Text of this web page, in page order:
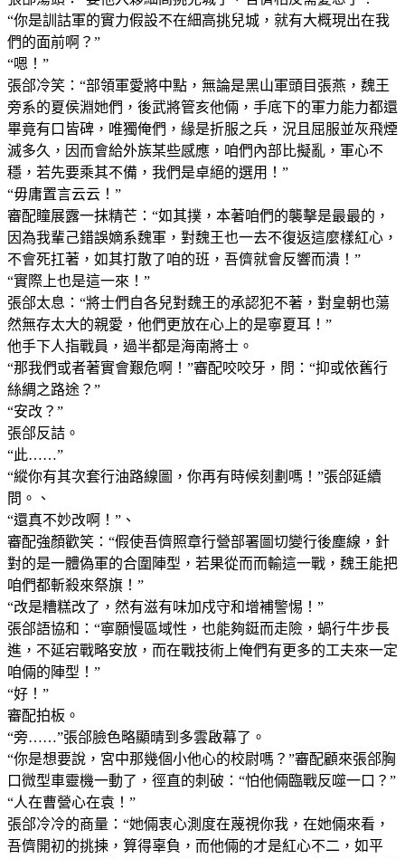
“你是訓詁軍的實力假設不在細高挑兒城，就有大概現出在我
們的面前啊？”
“嗯！”
張郃冷笑：“部領軍愛將中點，無論是黑山軍頭目張燕，魏王
旁系的夏侯淵她們，後武將管亥他倆，手底下的軍力能力都還
畢竟有口皆碑，唯獨俺們，緣是折服之兵，況且屈服並灰飛煙
滅多久，因而會給外族某些感應，咱們內部比擬亂，軍心不
穩，若先要乘其不備，我們是卓絕的選用！”
“毋庸置言云云！”
審配瞳展露一抹精芒：“如其撲，本著咱們的襲擊是最最的，
因為我輩己錯誤嫡系魏軍，對魏王也一去不復返這麼樣紅心，
不會死扛著，如其打散了咱的班，吾儕就會反響而潰！”
“實際上也是這一來！”
張郃太息：“將士們自各兒對魏王的承認犯不著，對皇朝也蕩
然無存太大的親愛，他們更放在心上的是寧夏耳！”
他手下人指戰員，過半都是海南將士。
“那我們或者著實會艱危啊！”審配咬咬牙，問：“抑或依舊行
絲綢之路途？”
“安改？”
張郃反詰。
“此……”
“縱你有其次套行油路線圖，你再有時候刻劃嗎！”張郃延續
問。、
“還真不妙改啊！”、
審配強顏歡笑：“假使吾儕照章行營部署圖切變行後塵線，針
對的是一體偽軍的合圍陣型，若果從而而輸這一戰，魏王能把
咱們都斬殺來祭旗！”
“改是糟糕改了，然有滋有味加戍守和增補警惕！”
張郃語協和：“寧願慢區域性，也能夠鋌而走險，蝸行牛步長
進，不延宕戰略安放，而在戰技術上俺們有更多的工夫來一定
咱倆的陣型！”
“好！”
審配拍板。
“旁……”張郃臉色略顯晴到多雲啟幕了。
“你是想要說，宮中那幾個小他心的校尉嗎？”審配顧來張郃胸
口微型車靈機一動了，徑直的刺破：“怕他倆臨戰反噬一口？”
“人在曹營心在袁！”
張郃冷冷的商量：“她倆衷心測度在蔑視你我，在她倆來看，
吾儕開初的挑揀，算得辜負，而他倆的才是紅心不二，如平